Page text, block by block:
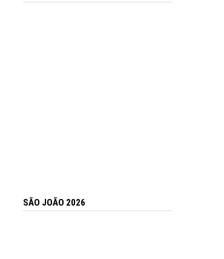
SÃO JOÃO 2026